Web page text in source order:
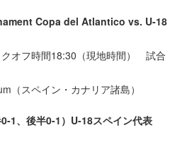
Copa del Atlantico vs. U-18
オフ時間18:30（現地時間） 試合
（スペイン・カナリア諸島）
1、後半0-1）U-18スペイン代表